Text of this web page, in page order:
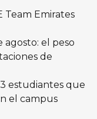
Team Emirates
agosto: el peso
de
estudiantes que
el campus